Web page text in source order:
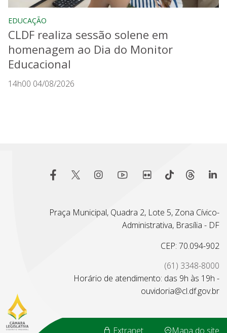
EDUCAÇÃO
CLDF realiza sessão solene em
homenagem ao Dia do Monitor
Educacional
14h00 04/08/2026
Praça Municipal, Quadra 2, Lote 5, Zona Cívico-
Administrativa, Brasília - DF
CEP: 70.094-902
(61) 3348-8000
Horário de atendimento: das 9h às 19h -
ouvidoria@cl.df.gov.br
Extranet Mapa do site